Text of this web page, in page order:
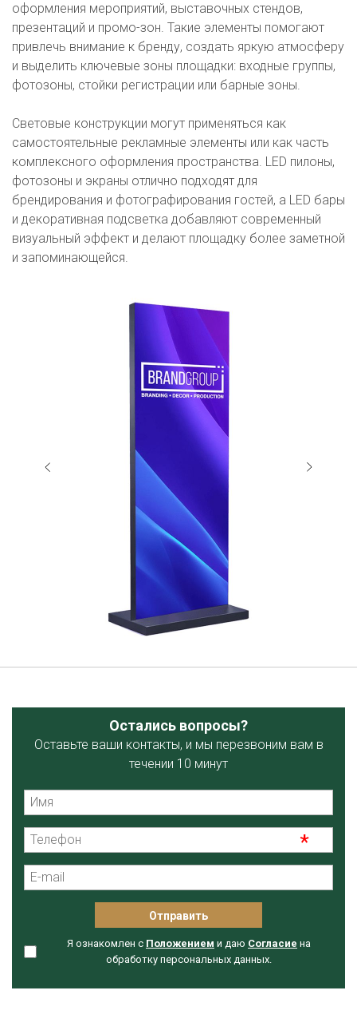
оформления мероприятий, выставочных стендов,
презентаций и промо-зон. Такие элементы помогают
привлечь внимание к бренду, создать яркую атмосферу
и выделить ключевые зоны площадки: входные группы,
фотозоны, стойки регистрации или барные зоны.
Световые конструкции могут применяться как
самостоятельные рекламные элементы или как часть
комплексного оформления пространства. LED пилоны,
фотозоны и экраны отлично подходят для
брендирования и фотографирования гостей, а LED бары
и декоративная подсветка добавляют современный
визуальный эффект и делают площадку более заметной
и запоминающейся.
Остались вопросы?
Оставьте ваши контакты, и мы перезвоним вам в
течении 10 минут
Я ознакомлен с Положением и даю Согласие на
обработку персональных данных.